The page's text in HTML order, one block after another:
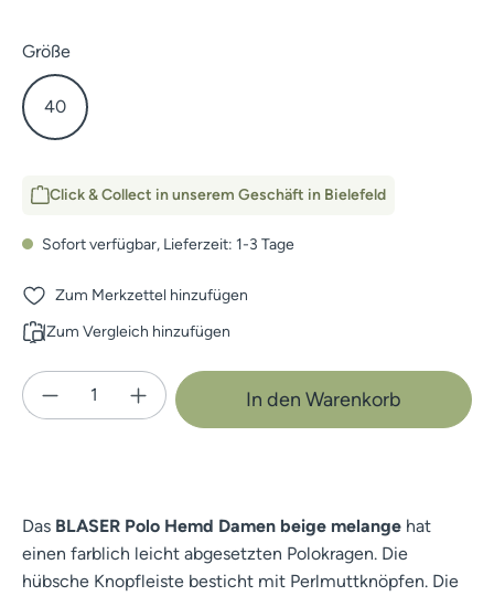
Größeauswählen
40
Click & Collect in unserem Geschäft in Bielefeld
Sofort verfügbar, Lieferzeit: 1-3 Tage
Zum Merkzettel hinzufügen
Zum Vergleich hinzufügen
Produkt Anzahl: Gib den gewünschten
In den Warenkorb
Das BLASER Polo Hemd Damen beige melange hat
einen farblich leicht abgesetzten Polokragen. Die
hübsche Knopfleiste besticht mit Perlmuttknöpfen. Die